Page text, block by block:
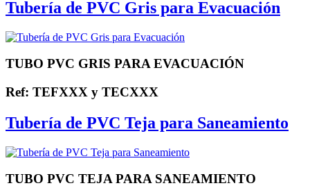
Tubería de PVC Gris para Evacuación
TUBO PVC GRIS PARA EVACUACIÓN
Ref: TEFXXX y TECXXX
Tubería de PVC Teja para Saneamiento
TUBO PVC TEJA PARA SANEAMIENTO